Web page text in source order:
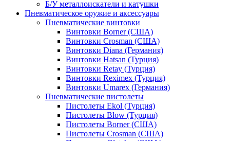
Б/У металлоискатели и катушки
Пневматическое оружие и аксессуары
Пневматические винтовки
Винтовки Borner (США)
Винтовки Crosman (США)
Винтовки Diana (Германия)
Винтовки Hatsan (Турция)
Винтовки Retay (Турция)
Винтовки Reximex (Турция)
Винтовки Umarex (Германия)
Пневматические пистолеты
Пистолеты Ekol (Турция)
Пистолеты Blow (Турция)
Пистолеты Borner (США)
Пистолеты Crosman (США)